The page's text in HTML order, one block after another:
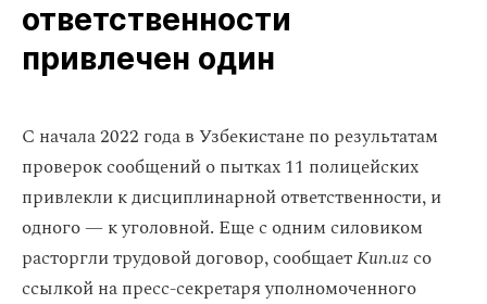
ответственности
привлечен один
С начала 2022 года в Узбекистане по результатам
проверок сообщений о пытках 11 полицейских
привлекли к дисциплинарной ответственности, и
одного — к уголовной. Еще с одним силовиком
расторгли трудовой договор, сообщаетKun.uzсо
ссылкой на пресс-секретаря уполномоченного